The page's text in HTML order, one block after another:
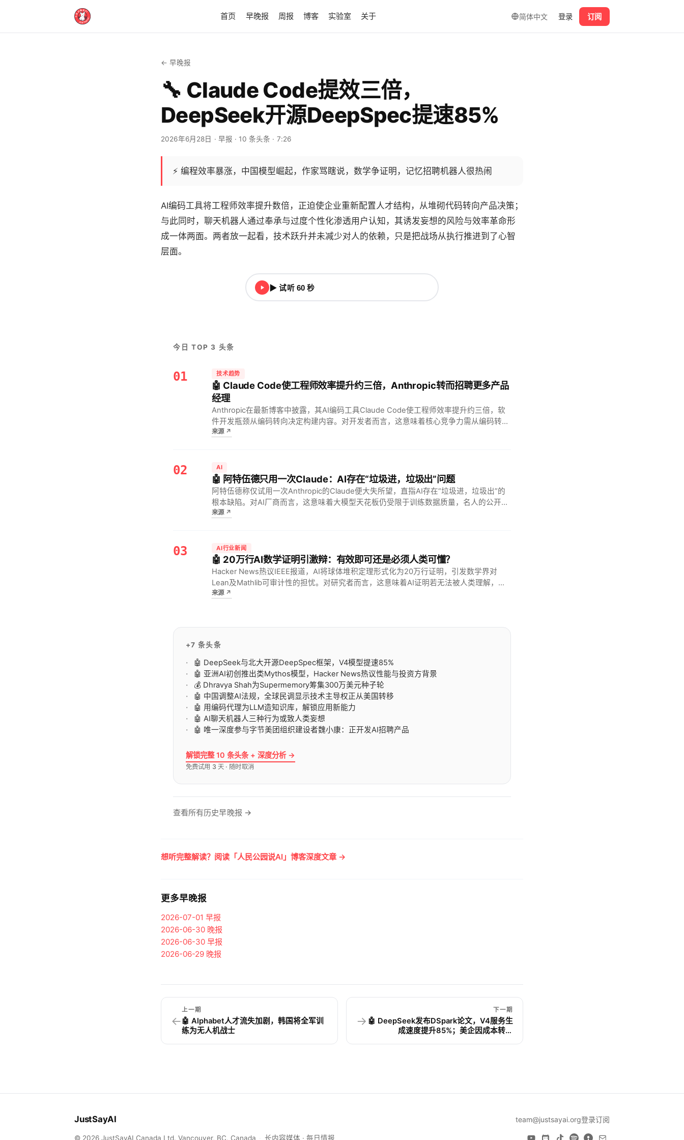
首页 早晚报 周报 博客 实验室 关于 简体中文 登录 订阅
← 早晚报
🔧 Claude Code提效三倍，
DeepSeek开源DeepSpec提速85%
2026年6月28日 · 早报 · 10 条头条 · 7:26
⚡ 编程效率暴涨，中国模型崛起，作家骂瞎说，数学争证明，记忆招聘机器人很热闹
AI编码工具将工程师效率提升数倍，正迫使企业重新配置人才结构，从堆砌代码转向产品决策；
与此同时，聊天机器人通过奉承与过度个性化渗透用户认知，其诱发妄想的风险与效率革命形
成一体两面。两者放一起看，技术跃升并未减少对人的依赖，只是把战场从执行推进到了心智
层面。
▶ 试听 60 秒
今日 TOP 3 头条
01 技术趋势
🤖 Claude Code使工程师效率提升约三倍，Anthropic转而招聘更多产品
经理
Anthropic在最新博客中披露，其AI编码工具Claude Code使工程师效率提升约三倍，软
件开发瓶颈从编码转向决定构建内容。对开发者而言，这意味着核心竞争力需从编码转向
产品决策能力；对公司而言，产品经理角色将更加关键且需求增长。
来源↗
02 AI
🤖 阿特伍德只用一次Claude：AI存在“垃圾进，垃圾出”问题
阿特伍德称仅试用一次Anthropic的Claude便大失所望，直指AI存在“垃圾进，垃圾出”的
根本缺陷。对AI厂商而言，这意味着大模型天花板仍受限于训练数据质量，名人的公开批
评正迫使行业正视底层数据治理。
来源↗
03 AI行业新闻
🤖 20万行AI数学证明引激辩：有效即可还是必须人类可懂？
Hacker News热议IEEE报道，AI将球体堆积定理形式化为20万行证明，引发数学界对
Lean及Mathlib可审计性的担忧。对研究者而言，这意味着AI证明若无法被人类理解，将
难以融入核心知识库并推动理论创新。
来源↗
+7 条头条
🤖 DeepSeek与北大开源DeepSpec框架，V4模型提速85%
🤖 亚洲AI初创推出类Mythos模型，Hacker News热议性能与投资方背景
💰 Dhravya Shah为Supermemory筹集300万美元种子轮
🤖 中国调整AI法规，全球民调显示技术主导权正从美国转移
🤖 用编码代理为LLM造知识库，解锁应用新能力
🤖 AI聊天机器人三种行为或致人类妄想
🤖 唯一深度参与字节美团组织建设者魏小康：正开发AI招聘产品
解锁完整 10 条头条 + 深度分析 →
免费试用 3 天 · 随时取消
查看所有历史早晚报 →
想听完整解读？阅读「人民公园说AI」博客深度文章 →
更多早晚报
2026-07-01 早报
2026-06-30 晚报
2026-06-30 早报
2026-06-29 晚报
←
上一期
🤖 Alphabet人才流失加剧，韩国将全军训
练为无人机战士
下一期
🤖 DeepSeek发布DSpark论文，V4服务生
成速度提升85%；美企因成本转向
→
JustSayAI
© 2026 JustSayAI Canada Ltd. Vancouver, BC, Canada 长内容媒体 · 每日情报
team@justsayai.org登录订阅